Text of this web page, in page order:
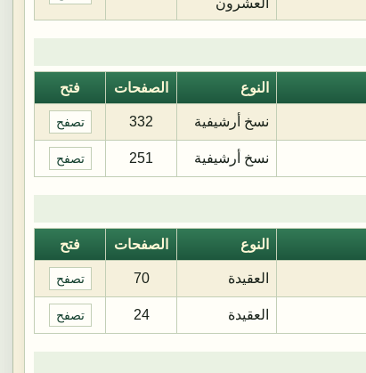
النوع الصفحات فتح
نسخ أرشيفية 332 تصفح
نسخ أرشيفية 251 تصفح
النوع الصفحات فتح
العقيدة 70 تصفح
العقيدة 24 تصفح